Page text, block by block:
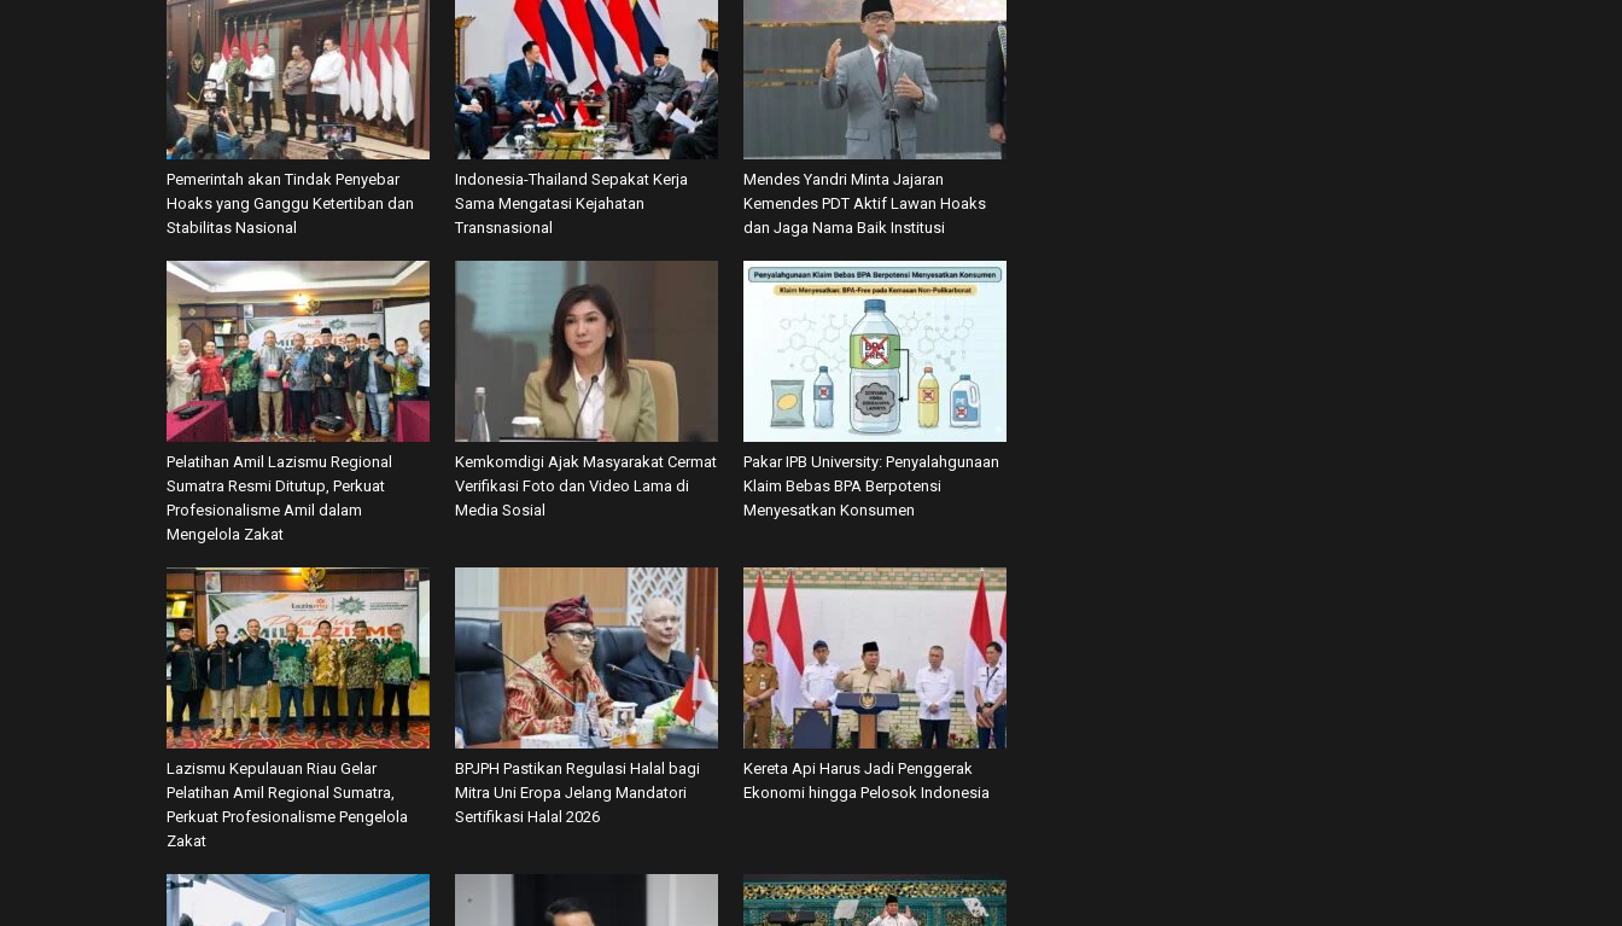
Pemerintah akan Tindak Penyebar
Hoaks yang Ganggu Ketertiban dan
Stabilitas Nasional
Indonesia-Thailand Sepakat Kerja
Sama Mengatasi Kejahatan
Transnasional
Mendes Yandri Minta Jajaran
Kemendes PDT Aktif Lawan Hoaks
dan Jaga Nama Baik Institusi
Pelatihan Amil Lazismu Regional
Sumatra Resmi Ditutup, Perkuat
Profesionalisme Amil dalam
Mengelola Zakat
Kemkomdigi Ajak Masyarakat Cermat
Verifikasi Foto dan Video Lama di
Media Sosial
Pakar IPB University: Penyalahgunaan
Klaim Bebas BPA Berpotensi
Menyesatkan Konsumen
Lazismu Kepulauan Riau Gelar
Pelatihan Amil Regional Sumatra,
Perkuat Profesionalisme Pengelola
Zakat
BPJPH Pastikan Regulasi Halal bagi
Mitra Uni Eropa Jelang Mandatori
Sertifikasi Halal 2026
Kereta Api Harus Jadi Penggerak
Ekonomi hingga Pelosok Indonesia